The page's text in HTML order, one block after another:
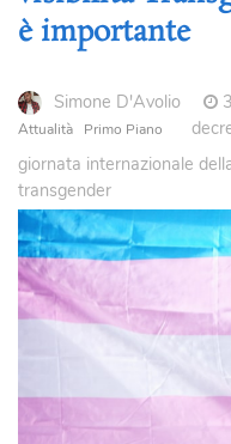
è importante
Simone D'Avolio
Attualità Primo Piano
giornata internazionale
transgender